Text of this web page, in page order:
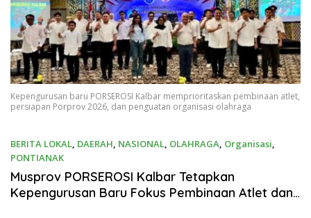
Kepengurusan baru PORSEROSI Kalbar memprioritaskan pembinaan atlet,
persiapan Porprov 2026, dan penguatan organisasi olahraga
BERITA LOKAL, DAERAH, NASIONAL, OLAHRAGA, Organisasi,
PONTIANAK
08/01/2026
Musprov PORSEROSI Kalbar Tetapkan
Kepengurusan Baru Fokus Pembinaan Atlet dan